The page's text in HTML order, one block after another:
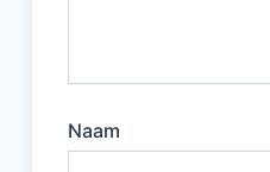
Naam